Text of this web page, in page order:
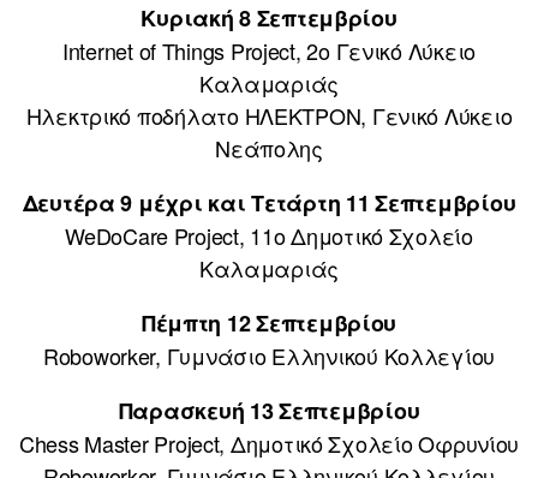
Κυριακή 8 Σεπτεμβρίου
Internet of Things Project, 2ο Γενικό Λύκειο
Καλαμαριάς
Ηλεκτρικό ποδήλατο ΗΛΕΚΤΡΟΝ, Γενικό Λύκειο
Νεάπολης
Δευτέρα 9 μέχρι και Τετάρτη 11 Σεπτεμβρίου
WeDoCare Project, 11o Δημοτικό Σχολείο
Καλαμαριάς
Πέμπτη 12 Σεπτεμβρίου
Roboworker, Γυμνάσιο Ελληνικού Κολλεγίου
Παρασκευή 13 Σεπτεμβρίου
Chess Master Project, Δημοτικό Σχολείο Οφρυνίου